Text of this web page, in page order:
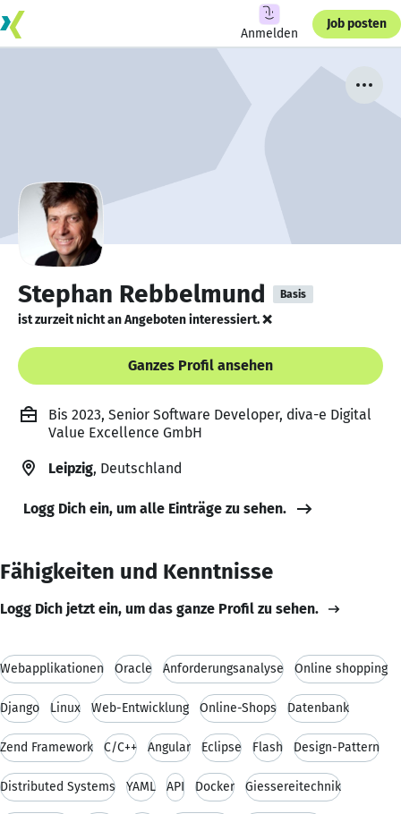
Anmelden
Job posten
Stephan Rebbelmund Basis
ist zurzeit nicht an Angeboten interessiert. ❌
Ganzes Profil ansehen
Bis 2023, Senior Software Developer, diva-e Digital
Value Excellence GmbH
Leipzig, Deutschland
Logg Dich ein, um alle Einträge zu sehen.
Fähigkeiten und Kenntnisse
Logg Dich jetzt ein, um das ganze Profil zu sehen.
Webapplikationen Oracle Anforderungsanalyse Online shopping
Django Linux Web-Entwicklung Online-Shops Datenbank
Zend Framework C/C++ Angular Eclipse Flash Design-Pattern
Distributed Systems YAML API Docker Giessereitechnik